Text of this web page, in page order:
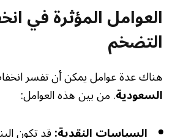
العوامل المؤثرة في
التضخم
هناك عدة عوامل يمكن أن تفسر
السعودية. من بين هذه العوامل:
السياسات النقدية:قد تكون